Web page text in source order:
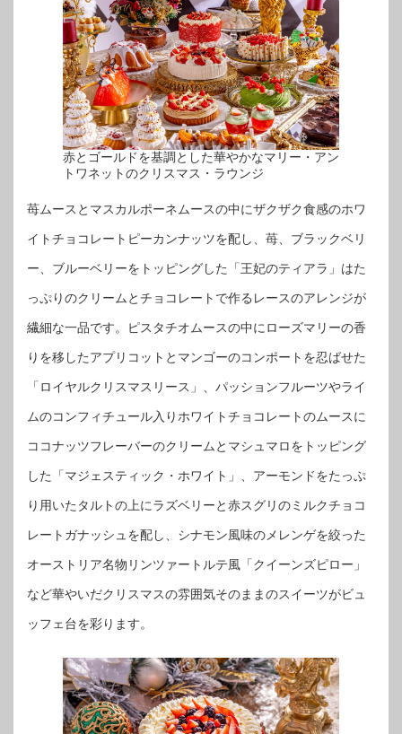
赤とゴールドを基調とした華やかなマリー・アン
トワネットのクリスマス・ラウンジ
苺ムースとマスカルポーネムースの中にザクザク食感のホワ
イトチョコレートピーカンナッツを配し、苺、ブラックベリ
ー、ブルーベリーをトッピングした「王妃のティアラ」はた
っぷりのクリームとチョコレートで作るレースのアレンジが
繊細な一品です。ピスタチオムースの中にローズマリーの香
りを移したアプリコットとマンゴーのコンポートを忍ばせた
「ロイヤルクリスマスリース」、パッションフルーツやライ
ムのコンフィチュール入りホワイトチョコレートのムースに
ココナッツフレーバーのクリームとマシュマロをトッピング
した「マジェスティック・ホワイト」、アーモンドをたっぷ
り用いたタルトの上にラズベリーと赤スグリのミルクチョコ
レートガナッシュを配し、シナモン風味のメレンゲを絞った
オーストリア名物リンツァートルテ風「クイーンズピロー」
など華やいだクリスマスの雰囲気そのままのスイーツがビュ
ッフェ台を彩ります。